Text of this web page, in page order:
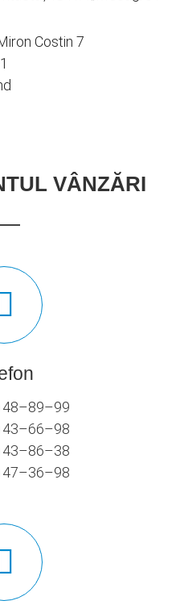
Costin 7
VÂNZĂRI
48–89–99
43–66–98
43–86–38
47–36–98